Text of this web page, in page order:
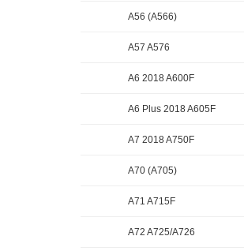
A56 (A566)
A57 A576
A6 2018 A600F
A6 Plus 2018 A605F
A7 2018 A750F
A70 (A705)
A71 A715F
A72 A725/A726